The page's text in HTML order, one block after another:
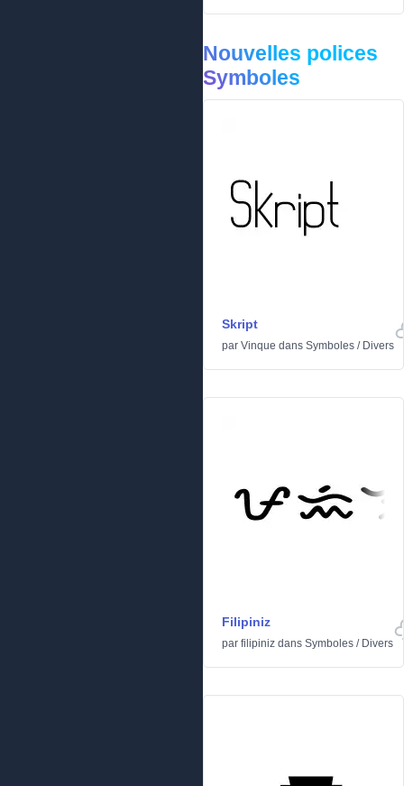
Nouvelles polices
Symboles
Skript
par Vinque dans Symboles / Divers
Filipiniz
par filipiniz dans Symboles / Divers